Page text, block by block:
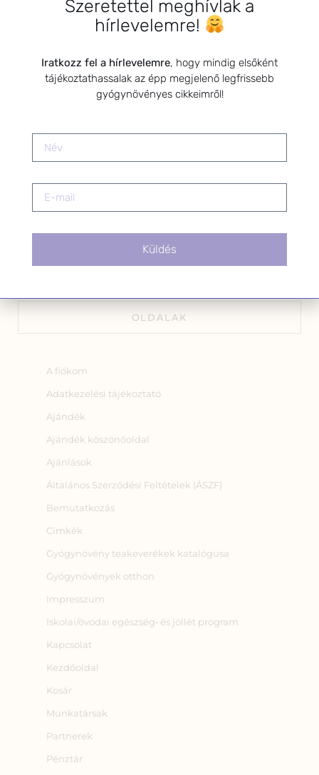
Kérlek a feliratkozáshoz fogadd el
az alábbi nyilatkozatot:
Adatkezelési tájékoztatóban
foglaltak szerint a HerbClinic
hírleveleket küldjön nekem.
A hírlevélről bármikor
leiratkozhatsz a levél alján található
OLDALAK
A fiókom
Adatkezelési tájékoztató
Ajándék
Ajándék köszönőoldal
Ajánlások
Általános Szerződési Feltételek (ÁSZF)
Bemutatkozás
Címkék
Gyógynövény teakeverékek katalógusa
Gyógynövények otthon
Impresszum
Iskolai/óvodai egészség‑ és jóllét program
Kapcsolat
Kezdőoldal
Kosár
Munkatársak
Partnerek
Pénztár
Szeretettel meghívlak a
hírlevelemre!
Iratkozz fel a hírlevelemre, hogy mindig elsőként
tájékoztathassalak az épp megjelenő legfrissebb
gyógynövényes cikkeimről!
Küldés